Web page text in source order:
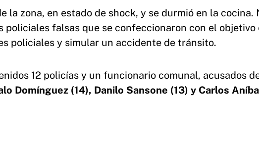
la zona, en estado de shock, y se durmió en la cocina.
policiales falsas que se confeccionaron con el
policiales y simular un accidente de tránsito.
12 policías y un funcionario comunal, acusados
Domínguez (14), Danilo Sansone (13) y Carlos